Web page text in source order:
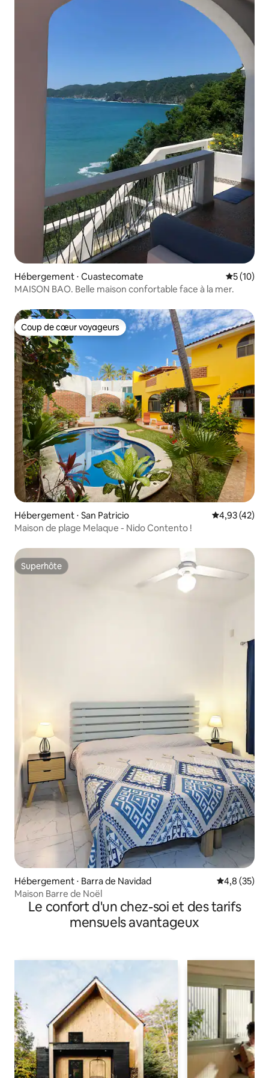
Hébergement ⋅ Cuastecomate
5 (10)
MAISON BAO. Belle maison confortable face à la mer.
Coup de cœur voyageurs
Coup de cœur voyageurs
Hébergement ⋅ San Patricio Évaluation
4,93 (42)
Maison de plage Melaque - Nido Contento !
Superhôte
Superhôte
Hébergement ⋅ Barra de Navidad Évaluation
4,8 (35)
Maison Barre de Noël
Le confort d'un chez-soi et des tarifs
mensuels avantageux